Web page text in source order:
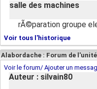
salle des machines
rÃ©paration groupe
Voir tous l'historique
Alabordache : Forum de
Voir le forum/ Ajouter un
Auteur : silvain80